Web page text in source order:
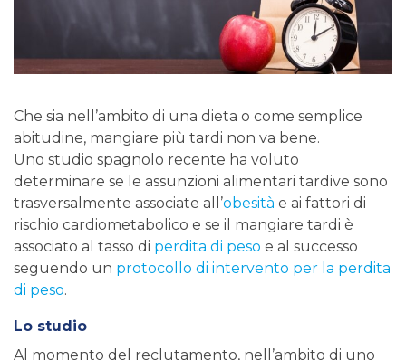
Che sia nell’ambito di una dieta o come semplice
abitudine, mangiare più tardi non va bene.
Uno studio spagnolo recente ha voluto
determinare se le assunzioni alimentari tardive sono
trasversalmente associate all’obesità e ai fattori di
rischio cardiometabolico e se il mangiare tardi è
associato al tasso di perdita di peso e al successo
seguendo un protocollo di intervento per la perdita
di peso.
Lo studio
Al momento del reclutamento, nell’ambito di uno